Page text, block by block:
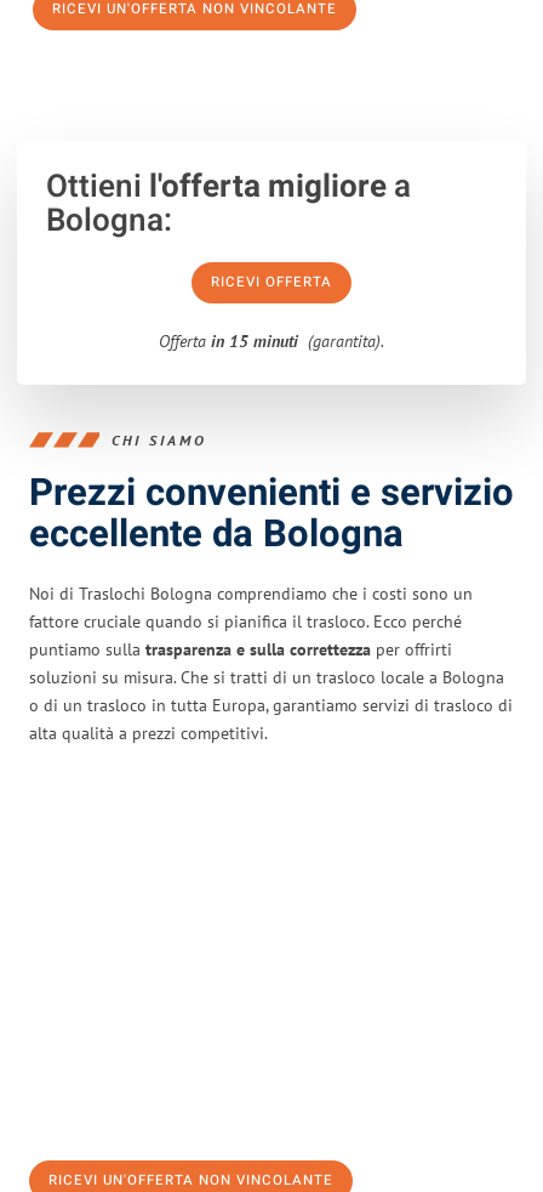
RICEVI UN'OFFERTA NON VINCOLANTE
Ottieni l'offerta migliorea
Bologna:
RICEVI OFFERTA
Offerta in 15 minuti (garantita).
CHI SIAMO
Prezzi convenienti e servizio
eccellente da Bologna
Noi di Traslochi Bologna comprendiamo che i costi sono un
fattore cruciale quando si pianifica il trasloco. Ecco perché
puntiamo sulla trasparenza e sulla correttezza per offrirti
soluzioni su misura. Che si tratti di un trasloco locale a Bologna
o di un trasloco in tutta Europa, garantiamo servizi di trasloco di
alta qualità a prezzi competitivi.
RICEVI UN'OFFERTA NON VINCOLANTE